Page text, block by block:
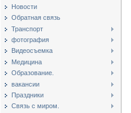
Новости
Обратная связь
Транспорт
фотография
Видеосъемка
Медицина
Образование.
вакансии
Праздники
Связь с миром.